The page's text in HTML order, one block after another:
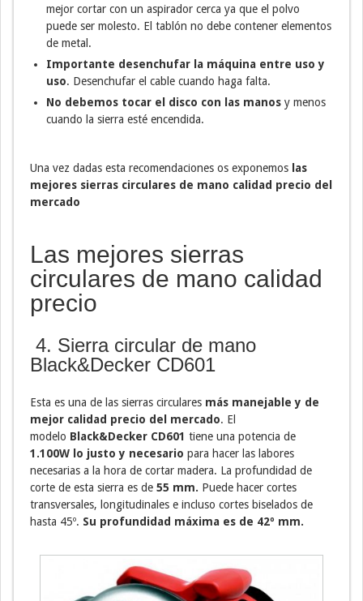
mejor cortar con un aspirador cerca ya que el polvo
puede ser molesto. El tablón no debe contener elementos
de metal.
Importante desenchufar la máquina entre uso y
uso. Desenchufar el cable cuando haga falta.
No debemos tocar el disco con las manos y menos
cuando la sierra esté encendida.
Una vez dadas esta recomendaciones os exponemos las
mejores sierras circulares de mano calidad precio del
mercado
Las mejores sierras
circulares de mano calidad
precio
4. Sierra circular de mano
Black&Decker CD601
Esta es una de las sierras circulares más manejable y de
mejor calidad precio del mercado. El
modelo Black&Decker CD601 tiene una potencia de
1.100W lo justo y necesario para hacer las labores
necesarias a la hora de cortar madera. La profundidad de
corte de esta sierra es de 55 mm. Puede hacer cortes
transversales, longitudinales e incluso cortes biselados de
hasta 45º. Su profundidad máxima es de 42º mm.